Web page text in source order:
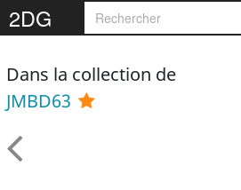
2DG
Dans la collection de
JMBD63